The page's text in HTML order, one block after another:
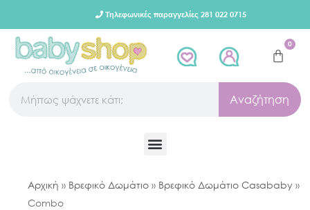
Τηλεφωνικές παραγγελίες 281 022 0715
0
Αναζήτηση
Αρχική » Βρεφικό Δωμάτιο » Βρεφικό Δωμάτιο Casababy »
Combo